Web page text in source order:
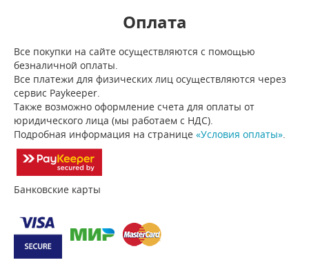
Оплата
Все покупки на сайте осуществляются с помощью
безналичной оплаты.
Все платежи для физических лиц осуществляются через
сервис Paykeeper.
Также возможно оформление счета для оплаты от
юридического лица (мы работаем с НДС).
Подробная информация на странице «Условия оплаты».
Банковские карты